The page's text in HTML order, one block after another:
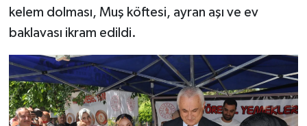
kelem dolması, Muş köftesi, ayran aşı ve ev
baklavası ikram edildi.